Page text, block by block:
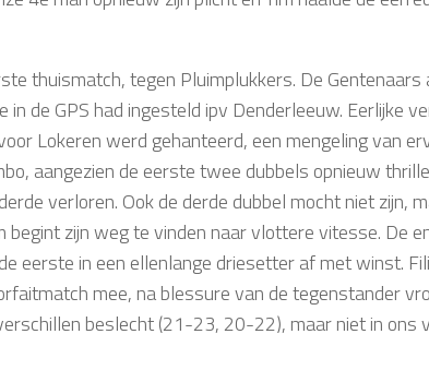
thuismatch, tegen Pluimplukkers. De Gentenaars
de GPS had ingesteld ipv Denderleeuw. Eerlijke
Lokeren werd gehanteerd, een mengeling van
aangezien de eerste twee dubbels opnieuw
verloren. Ook de derde dubbel mocht niet zijn,
zijn weg te vinden naar vlottere vitesse. De
eerste in een ellenlange driesetter af met winst.
mee, na blessure van de tegenstander
beslecht (21-23, 20-22), maar niet in ons